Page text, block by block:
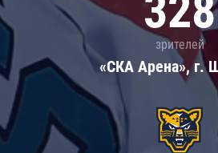
зрителей
«СКА Арена», г.